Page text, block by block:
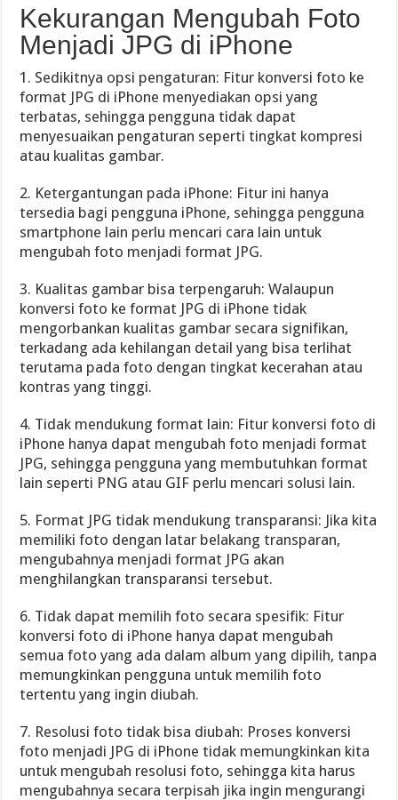
Kekurangan Mengubah Foto
Menjadi JPG di iPhone
1. Sedikitnya opsi pengaturan: Fitur konversi foto ke
format JPG di iPhone menyediakan opsi yang
terbatas, sehingga pengguna tidak dapat
menyesuaikan pengaturan seperti tingkat kompresi
atau kualitas gambar.
2. Ketergantungan pada iPhone: Fitur ini hanya
tersedia bagi pengguna iPhone, sehingga pengguna
smartphone lain perlu mencari cara lain untuk
mengubah foto menjadi format JPG.
3. Kualitas gambar bisa terpengaruh: Walaupun
konversi foto ke format JPG di iPhone tidak
mengorbankan kualitas gambar secara signifikan,
terkadang ada kehilangan detail yang bisa terlihat
terutama pada foto dengan tingkat kecerahan atau
kontras yang tinggi.
4. Tidak mendukung format lain: Fitur konversi foto di
iPhone hanya dapat mengubah foto menjadi format
JPG, sehingga pengguna yang membutuhkan format
lain seperti PNG atau GIF perlu mencari solusi lain.
5. Format JPG tidak mendukung transparansi: Jika kita
memiliki foto dengan latar belakang transparan,
mengubahnya menjadi format JPG akan
menghilangkan transparansi tersebut.
6. Tidak dapat memilih foto secara spesifik: Fitur
konversi foto di iPhone hanya dapat mengubah
semua foto yang ada dalam album yang dipilih, tanpa
memungkinkan pengguna untuk memilih foto
tertentu yang ingin diubah.
7. Resolusi foto tidak bisa diubah: Proses konversi
foto menjadi JPG di iPhone tidak memungkinkan kita
untuk mengubah resolusi foto, sehingga kita harus
mengubahnya secara terpisah jika ingin mengurangi